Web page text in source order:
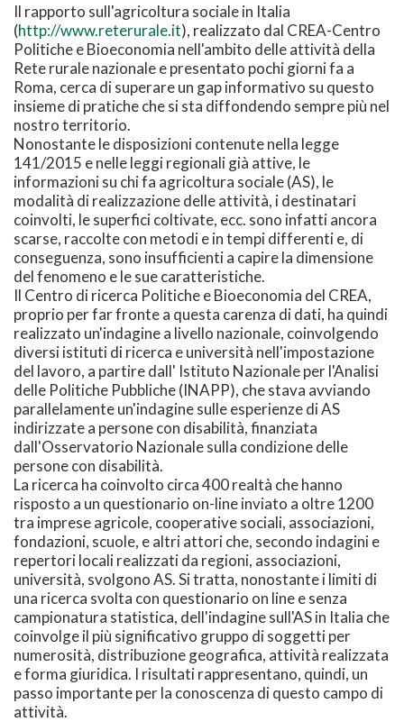
Il rapporto sull'agricoltura sociale in Italia
(http://www.reterurale.it), realizzato dal CREA-Centro
Politiche e Bioeconomia nell'ambito delle attività della
Rete rurale nazionale e presentato pochi giorni fa a
Roma, cerca di superare un gap informativo su questo
insieme di pratiche che si sta diffondendo sempre più nel
nostro territorio.
Nonostante le disposizioni contenute nella legge
141/2015 e nelle leggi regionali già attive, le
informazioni su chi fa agricoltura sociale (AS), le
modalità di realizzazione delle attività, i destinatari
coinvolti, le superfici coltivate, ecc. sono infatti ancora
scarse, raccolte con metodi e in tempi differenti e, di
conseguenza, sono insufficienti a capire la dimensione
del fenomeno e le sue caratteristiche.
Il Centro di ricerca Politiche e Bioeconomia del CREA,
proprio per far fronte a questa carenza di dati, ha quindi
realizzato un'indagine a livello nazionale, coinvolgendo
diversi istituti di ricerca e università nell'impostazione
del lavoro, a partire dall' Istituto Nazionale per l'Analisi
delle Politiche Pubbliche (INAPP), che stava avviando
parallelamente un'indagine sulle esperienze di AS
indirizzate a persone con disabilità, finanziata
dall'Osservatorio Nazionale sulla condizione delle
persone con disabilità.
La ricerca ha coinvolto circa 400 realtà che hanno
risposto a un questionario on-line inviato a oltre 1200
tra imprese agricole, cooperative sociali, associazioni,
fondazioni, scuole, e altri attori che, secondo indagini e
repertori locali realizzati da regioni, associazioni,
università, svolgono AS. Si tratta, nonostante i limiti di
una ricerca svolta con questionario on line e senza
campionatura statistica, dell'indagine sull'AS in Italia che
coinvolge il più significativo gruppo di soggetti per
numerosità, distribuzione geografica, attività realizzata
e forma giuridica. I risultati rappresentano, quindi, un
passo importante per la conoscenza di questo campo di
attività.